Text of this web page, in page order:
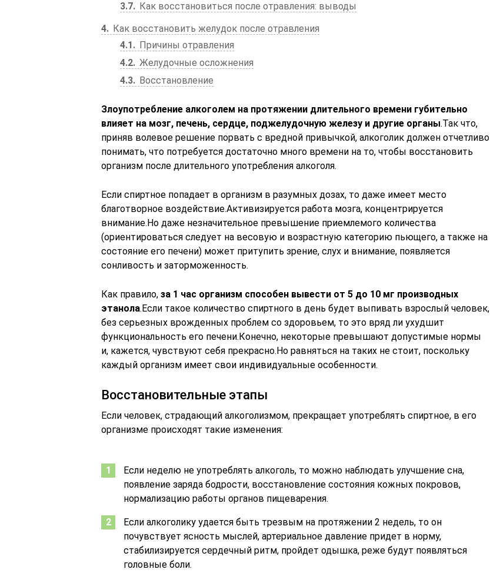
3.7
Как восстановиться после отравления: выводы
4
Как восстановить желудок после отравления
4.1
Причины отравления
4.2 Желудочные осложнения
4.3
Восстановление
Злоупотребление алкоголем на протяжении длительного времени губительно
влияет на мозг, печень, сердце, поджелудочную железу и другие органы.Так что,
приняв волевое решение порвать с вредной привычкой, алкоголик должен отчетливо
понимать, что потребуется достаточно много времени на то, чтобы восстановить
организм после длительного употребления алкоголя.
Если спиртное попадает в организм в разумных дозах, то даже имеет место
благотворное воздействие.Активизируется работа мозга, концентрируется
внимание.Но даже незначительное превышение приемлемого количества
(ориентироваться следует на весовую и возрастную категорию пьющего, а также на
состояние его печени) может притупить зрение, слух и внимание, появляется
сонливость и заторможенность.
Как правило, за 1 час организм способен вывести от 5 до 10 мг производных
этанола.Если такое количество спиртного в день будет выпивать взрослый человек,
без серьезных врожденных проблем со здоровьем, то это вряд ли ухудшит
функциональность его печени.Конечно, некоторые превышают допустимые нормы
и, кажется, чувствуют себя прекрасно.Но равняться на таких не стоит, поскольку
каждый организм имеет свои индивидуальные особенности.
Восстановительные этапы
Если человек, страдающий алкоголизмом, прекращает употреблять спиртное, в его
организме происходят такие изменения:
Если неделю не употреблять алкоголь, то можно наблюдать улучшение сна,
появление заряда бодрости, восстановление состояния кожных покровов,
нормализацию работы органов пищеварения.
Если алкоголику удается быть трезвым на протяжении 2 недель, то он
почувствует ясность мыслей, артериальное давление придет в норму,
стабилизируется сердечный ритм, пройдет одышка, реже будут появляться
головные боли.